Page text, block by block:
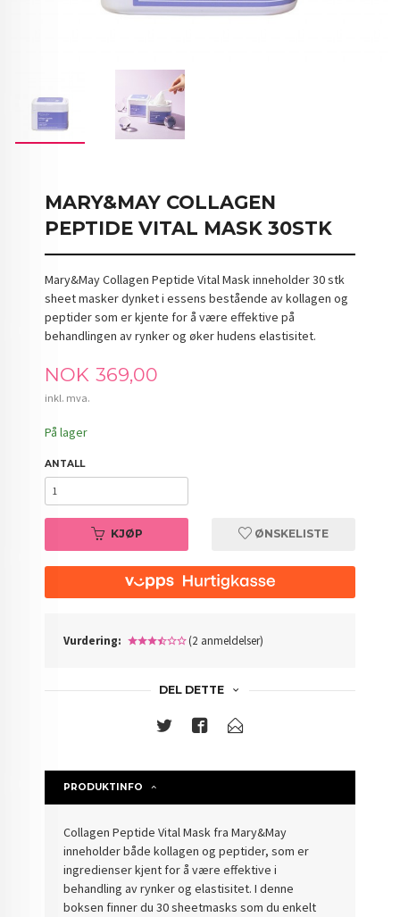
MARY&MAY COLLAGEN
PEPTIDE VITAL MASK 30STK
Mary&May Collagen Peptide Vital Mask inneholder 30 stk
sheet masker dynket i essens bestående av kollagen og
peptider som er kjente for å være effektive på
behandlingen av rynker og øker hudens elastisitet.
Pris
NOK 369,00
inkl. mva.
På lager
ANTALL
KJØP ØNSKELISTE
Vurdering: (2 anmeldelser)
DEL DETTE
PRODUKTINFO
Collagen Peptide Vital Mask fra Mary&May
inneholder både kollagen og peptider, som er
ingredienser kjent for å være effektive i
behandling av rynker og elastisitet.I denne
boksen finner du 30 sheetmasks som du enkelt